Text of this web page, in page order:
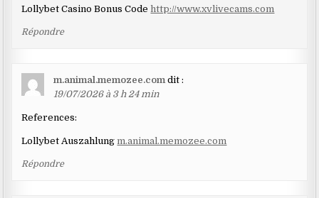
Lollybet Casino Bonus Code http://www.xvlivecams.com
Répondre
m.animal.memozee.com dit :
19/07/2026 à 3 h 24 min
References:
Lollybet Auszahlungm.animal.memozee.com
Répondre